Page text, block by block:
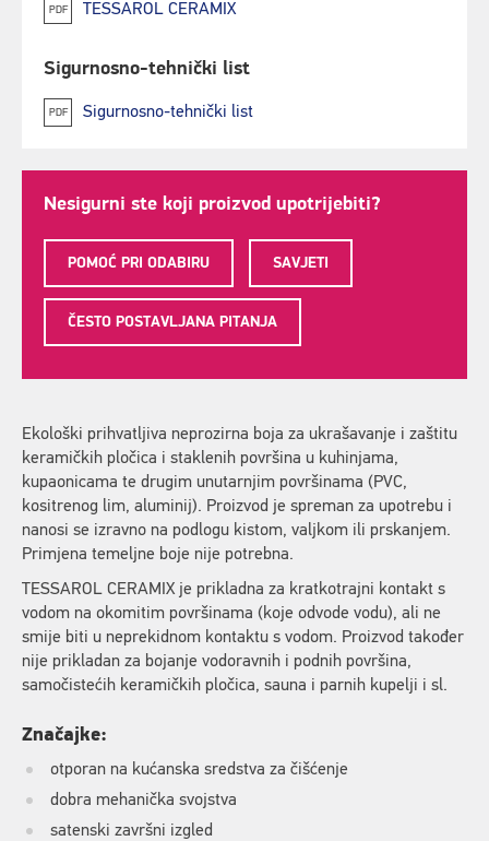
PDF TESSAROL CERAMIX
Sigurnosno-tehnički list
PDF Sigurnosno-tehnički list
Nesigurni ste koji proizvod upotrijebiti?
POMOĆ PRI ODABIRU SAVJETI
ČESTO POSTAVLJANA PITANJA
Ekološki prihvatljiva neprozirna boja za ukrašavanje i zaštitu
keramičkih pločica i staklenih površina u kuhinjama,
kupaonicama te drugim unutarnjim površinama (PVC,
kositrenog lim, aluminij). Proizvod je spreman za upotrebu i
nanosi se izravno na podlogu kistom, valjkom ili prskanjem.
Primjena temeljne boje nije potrebna.
TESSAROL CERAMIX je prikladna za kratkotrajni kontakt s
vodom na okomitim površinama (koje odvode vodu), ali ne
smije biti u neprekidnom kontaktu s vodom. Proizvod također
nije prikladan za bojanje vodoravnih i podnih površina,
samočistećih keramičkih pločica, sauna i parnih kupelji i sl.
Značajke:
otporan na kućanska sredstva za čišćenje
dobra mehanička svojstva
satenski završni izgled